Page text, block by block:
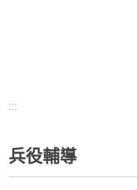
:::
兵役輔導